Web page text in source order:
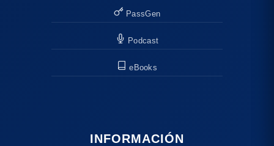
PassGen
Podcast
eBooks
INFORMACIÓN